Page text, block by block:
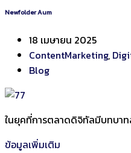
Newfolder Aum
18 เมษายน 2025
ContentMarketing,
Blog
ในยุคที่การตลาดดิจิทัลมีบทบา
ข้อมูลเพิ่มเติม